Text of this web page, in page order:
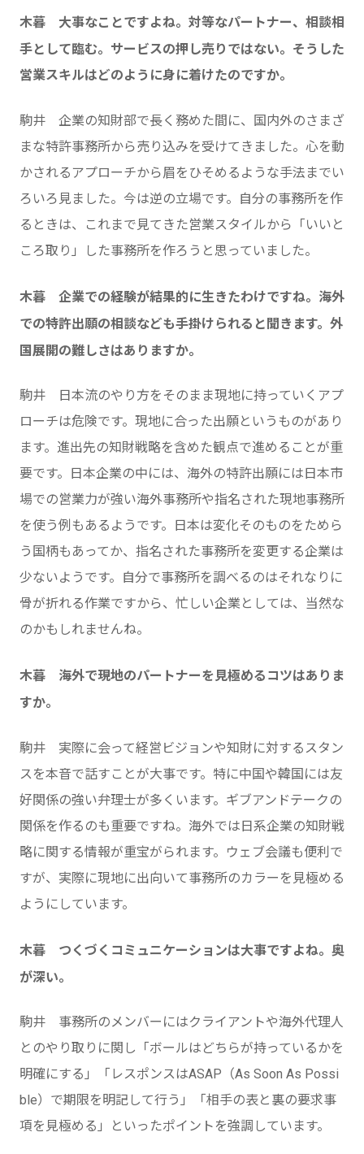
木暮 大事なことですよね。対等なパートナー、相談相
手として臨む。サービスの押し売りではない。そうした
営業スキルはどのように身に着けたのですか。
駒井 企業の知財部で長く務めた間に、国内外のさまざ
まな特許事務所から売り込みを受けてきました。心を動
かされるアプローチから眉をひそめるような手法までい
ろいろ見ました。今は逆の立場です。自分の事務所を作
るときは、これまで見てきた営業スタイルから「いいと
ころ取り」した事務所を作ろうと思っていました。
木暮 企業での経験が結果的に生きたわけですね。海外
での特許出願の相談なども手掛けられると聞きます。外
国展開の難しさはありますか。
駒井 日本流のやり方をそのまま現地に持っていくアプ
ローチは危険です。現地に合った出願というものがあり
ます。進出先の知財戦略を含めた観点で進めることが重
要です。日本企業の中には、海外の特許出願には日本市
場での営業力が強い海外事務所や指名された現地事務所
を使う例もあるようです。日本は変化そのものをためら
う国柄もあってか、指名された事務所を変更する企業は
少ないようです。自分で事務所を調べるのはそれなりに
骨が折れる作業ですから、忙しい企業としては、当然な
のかもしれませんね。
木暮 海外で現地のパートナーを見極めるコツはありま
すか。
駒井 実際に会って経営ビジョンや知財に対するスタン
スを本音で話すことが大事です。特に中国や韓国には友
好関係の強い弁理士が多くいます。ギブアンドテークの
関係を作るのも重要ですね。海外では日系企業の知財戦
略に関する情報が重宝がられます。ウェブ会議も便利で
すが、実際に現地に出向いて事務所のカラーを見極める
ようにしています。
木暮 つくづくコミュニケーションは大事ですよね。奥
が深い。
駒井 事務所のメンバーにはクライアントや海外代理人
とのやり取りに関し「ボールはどちらが持っているかを
明確にする」「レスポンスはASAP（As Soon As Possi
ble）で期限を明記して行う」「相手の表と裏の要求事
項を見極める」といったポイントを強調しています。